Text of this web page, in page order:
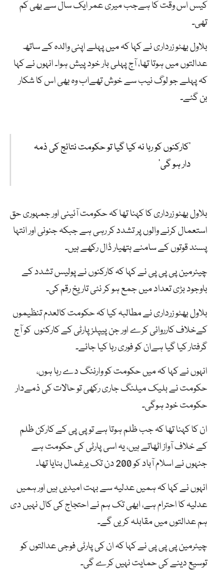
کیس اس وقت کا ہےجب میری عمر ایک سال سے بھی کم
تھی۔
بلاول بھٹو زرداری نے کہا کہ میں پہلے اپنی والدہ کے ساتھ
عدالتوں میں ہوتا تھا، آج پہلی بار خود پیش ہوا۔ انہوں نے کہا
کہ پہلے جو لوگ نیب سے خوش تھےاب وہ بھی اس کا شکار
بن گئے۔
’کارکنوںکورہانہکیاگیاتوحکومتنتائجکیذمہ
دارہوگی‘
بلاول بھٹو زرداری کا کہنا تھا کہ حکومت آئینی اور جمہوری حق
استعمال کرنے والوں پر تشدد کر رہی ہے جبکہ جنونی اور انتہا
پسند قوتوں کے سامنے ہتھیار ڈال رکھے ہیں۔
چیئرمین پی پی پی نے کہا کہ کارکنوں نے پولیس تشدد کے
باوجود بڑی تعداد میں جمع ہو کر نئی تاریخ رقم کی۔
بلاول بھٹو زرداری نے مطالبہ کیا کہ حکومت کالعدم تنظیموں
کےخلاف کارروائی کرے اور جن پیپلزپارٹی کے کارکنوں کو آج
گرفتار کیا گیا ہےان کو فوری رہا کیا جائے۔
انہوں نے کہا کہ میں حکومت کو وارننگ دے رہا ہوں،
حکومت نے بلیک میلنگ جاری رکھی تو حالات کی ذمےدار
حکومت خود ہوگی۔
ان کا کہنا تھا کہ جب ظلم ہوتا ہے تو پی پی کے کارکن ظلم
کے خلاف آواز اٹھاتے ہیں، یہ اسی پارٹی کی حکومت ہے
جنہوں نے اسلام آباد کو 200 دن تک یرغمال بنایا تھا۔
انہوں نے کہا کہ ہمیں عدلیہ سے بہت امیدیں ہیں اور ہمیں
عدلیہ کا احترام ہے، ابھی تک ہم نے احتجاج کی کال نہیں دی
ہم عدالتوں میں مقابلہ کریں گے۔
چیئرمین پی پی پی نے کہا کہ ان کی پارٹی فوجی عدالتوں کو
توسیع دینے کی حمایت نہیں کرے گی۔